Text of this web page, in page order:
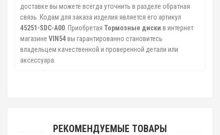
доставке вы можете всегда уточнить в разделе обратная
связь. Кодам для заказа изделия является его артикул
45251-SDC-A00 . Приобретая Тормозные диски в интернет
магазине VIN54вы гарантированно становитесь
владельцем качественной и проверенной детали или
аксессуара.
РЕКОМЕНДУЕМЫЕ ТОВАРЫ